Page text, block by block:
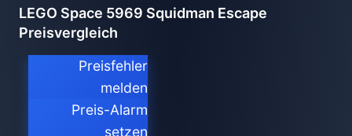
LEGO Space 5969 Squidman Escape
Preisvergleich
Preisfehler
melden
Preis-Alarm
setzen